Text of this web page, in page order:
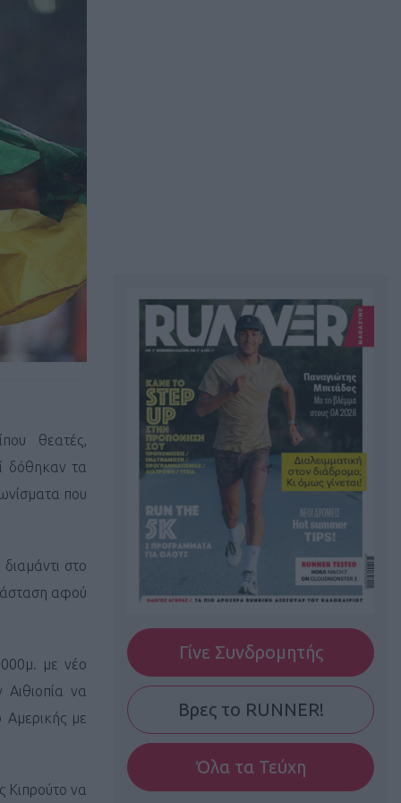
θεατές,
δόθηκαν τα
που
στο
αφού
με νέο
να
με
Κιπρούτο να
Γίνε Συνδρομητής
Βρες το RUNNER!
Όλα τα Τεύχη